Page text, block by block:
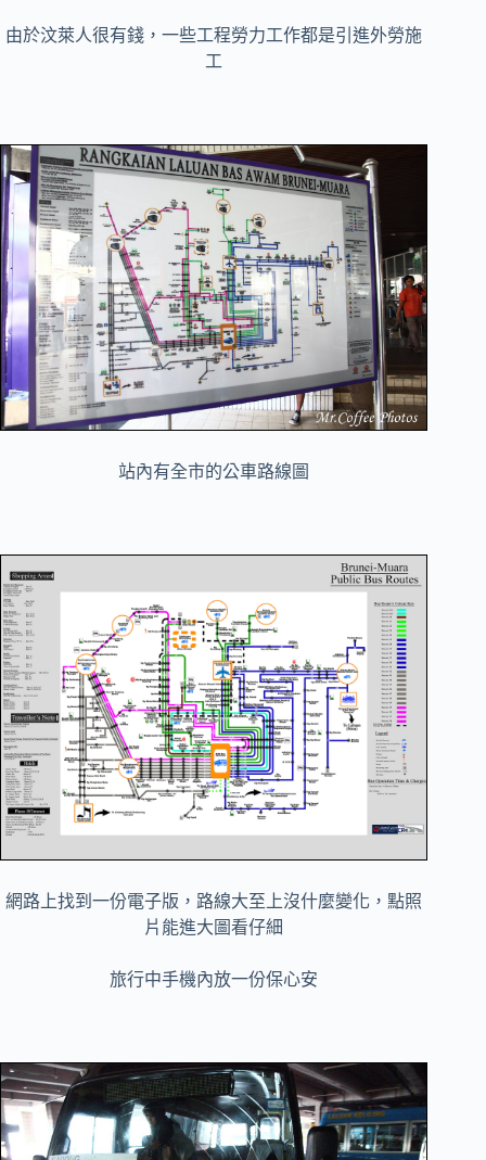
由於汶萊人很有錢，一些工程勞力工作都是引進外勞施
工
站內有全市的公車路線圖
網路上找到一份電子版，路線大至上沒什麼變化，點照
片能進大圖看仔細
旅行中手機內放一份保心安